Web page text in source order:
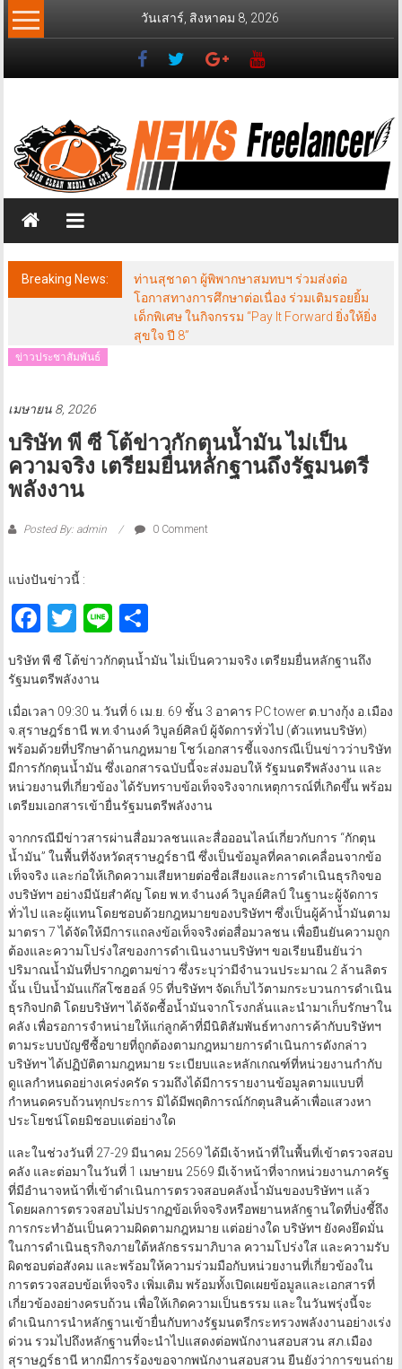
Skip
to
วันเสาร์, สิงหาคม 8, 2026
News
Freelancer
วส์
ฟรี
แลน
เซอร์
Breaking News:
ท่านสุชาดา ผู้พิพากษาสมทบฯ ร่วมส่งต่อ
โอกาสทางการศึกษาต่อเนื่อง ร่วมเติมรอยยิ้ม
เด็กพิเศษ ในกิจกรรม “Pay It Forward ยิ่งให้ยิ่ง
สุขใจ ปี 8”
ข่าวประชาสัมพันธ์
เมษายน 8, 2026
บริษัท พี ซี โต้ข่าวกักตุนน้ำมัน ไม่เป็น
ความจริง เตรียมยื่นหลักฐานถึงรัฐมนตรี
พลังงาน
Posted By: admin 0 Comment
แบ่งปันข่าวนี้ :
Facebook
Twitter
LineShare
บริษัท พี ซี โต้ข่าวกักตุนน้ำมัน ไม่เป็นความจริง เตรียมยื่นหลักฐานถึง
รัฐมนตรีพลังงาน
เมื่อเวลา 09:30 น.วันที่ 6 เม.ย. 69 ชั้น 3 อาคาร PC tower ต.บางกุ้ง อ.เมือง
จ.สุราษฎร์ธานี พ.ท.จำนงค์ วิบูลย์ศิลป์ ผู้จัดการทั่วไป (ตัวแทนบริษัท)
พร้อมด้วยที่ปรึกษาด้านกฎหมาย โชว์เอกสารชี้แจงกรณีเป็นข่าวว่าบริษัท
มีการกักตุนน้ำมัน ซึ่งเอกสารฉบับนี้จะส่งมอบให้ รัฐมนตรีพลังงาน และ
หน่วยงานที่เกี่ยวข้อง ได้รับทราบข้อเท็จจริงจากเหตุการณ์ที่เกิดขึ้น พร้อม
เตรียมเอกสารเข้ายื่นรัฐมนตรีพลังงาน
จากกรณีมีข่าวสารผ่านสื่อมวลชนและสื่อออนไลน์เกี่ยวกับการ “กักตุน
น้ำมัน” ในพื้นที่จังหวัดสุราษฎร์ธานี ซึ่งเป็นข้อมูลที่คลาดเคลื่อนจากข้อ
เท็จจริง และก่อให้เกิดความเสียหายต่อชื่อเสียงและการดำเนินธุรกิจขอ
งบริษัทฯ อย่างมีนัยสำคัญ โดย พ.ท.จำนงค์ วิบูลย์ศิลป์ ในฐานะผู้จัดการ
ทั่วไป และผู้แทนโดยชอบด้วยกฎหมายของบริษัทฯ ซึ่งเป็นผู้ค้าน้ำมันตาม
มาตรา 7 ได้จัดให้มีการแถลงข้อเท็จจริงต่อสื่อมวลชน เพื่อยืนยันความถูก
ต้องและความโปร่งใสของการดำเนินงานบริษัทฯ ขอเรียนยืนยันว่า
ปริมาณน้ำมันที่ปรากฎตามข่าว ซึ่งระบุว่ามีจำนวนประมาณ 2 ล้านลิตร
นั้น เป็นน้ำมันแก๊สโซฮอล์ 95 ที่บริษัทฯ จัดเก็บไว้ตามกระบวนการดำเนิน
ธุรกิจปกติ โดยบริษัทฯ ได้จัดซื้อน้ำมันจากโรงกลั่นและนำมาเก็บรักษาใน
คลัง เพื่อรอการจำหน่ายให้แก่ลูกค้าที่มีนิติสัมพันธ์ทางการค้ากับบริษัทฯ
ตามระบบบัญชีซื้อขายที่ถูกต้องตามกฎหมายการดำเนินการดังกล่าว
บริษัทฯ ได้ปฏิบัติตามกฎหมาย ระเบียบและหลักเกณฑ์ที่หน่วยงานกำกับ
ดูแลกำหนดอย่างเคร่งครัด รวมถึงได้มีการรายงานข้อมูลตามแบบที่
กำหนดครบถ้วนทุกประการ มิได้มีพฤติการณ์กักตุนสินค้าเพื่อแสวงหา
ประโยชน์โดยมิชอบแต่อย่างใด
และในช่วงวันที่ 27-29 มีนาคม 2569 ได้มีเจ้าหน้าที่ในพื้นที่เข้าตรวจสอบ
คลัง และต่อมาในวันที่ 1 เมษายน 2569 มีเจ้าหน้าที่จากหน่วยงานภาครัฐ
ที่มีอำนาจหน้าที่เข้าดำเนินการตรวจสอบคลังน้ำมันของบริษัทฯ แล้ว
โดยผลการตรวจสอบไม่ปรากฏข้อเท็จจริงหรือพยานหลักฐานใดที่บ่งชี้ถึง
การกระทำอันเป็นความผิดตามกฎหมาย แต่อย่างใด บริษัทฯ ยังคงยึดมั่น
ในการดำเนินธุรกิจภายใต้หลักธรรมาภิบาล ความโปร่งใส และความรับ
ผิดชอบต่อสังคม และพร้อมให้ความร่วมมือกับหน่วยงานที่เกี่ยวข้องใน
การตรวจสอบข้อเท็จจริง เพิ่มเติม พร้อมทั้งเปิดเผยข้อมูลและเอกสารที่
เกี่ยวข้องอย่างครบถ้วน เพื่อให้เกิดความเป็นธรรม และในวันพรุ่งนี้จะ
ดำเนินการนำหลักฐานเข้ายื่นกับทางรัฐมนตรีกระทรวงพลังงานอย่างเร่ง
ด่วน รวมไปถึงหลักฐานที่จะนำไปแสดงต่อพนักงานสอบสวน สภ.เมือง
สุราษฎร์ธานี หากมีการร้องขอจากพนักงานสอบสวน ยืนยังว่าการขนถ่าย